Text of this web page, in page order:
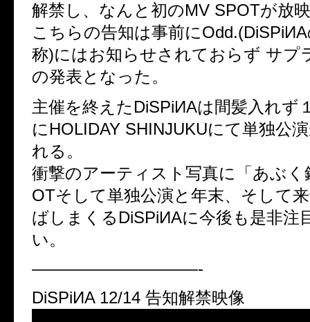
解禁し、なんと初のMV SPOTが放
こちらの告知は事前に
称)にはお知らせされておらず サプ
の発表となった。
主催を終えたDiSPiИAは間髪入れず
にHOLIDAY SHINJUKUにて単独公
れる。
衝撃のアーティスト写真に「あぶく
OTそして単独公演と年末、そして
ばしまくるDiSPiИAに今後も是非注
い。
——————————-
DiSPiИA 12/14 告知解禁映像